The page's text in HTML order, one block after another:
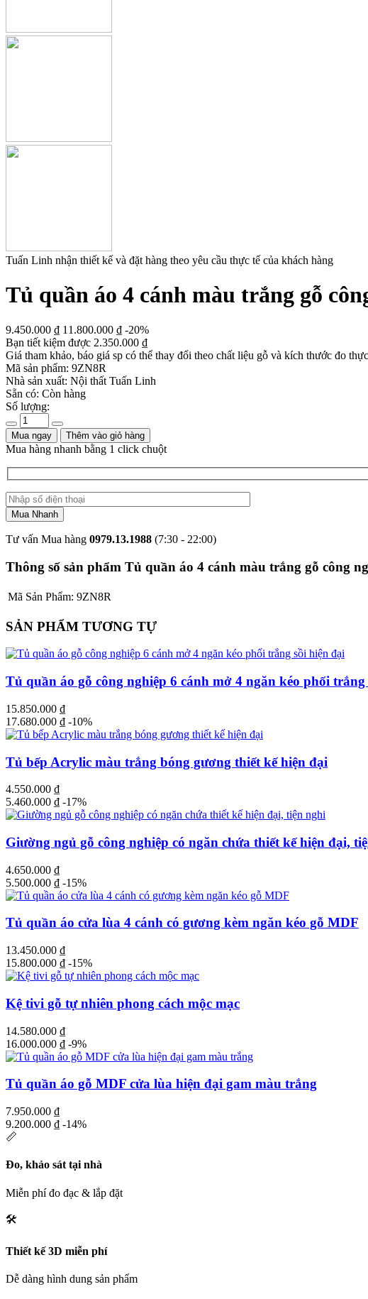
Tuấn Linh nhận thiết kế và đặt hàng theo yêu cầu thực tế của khách hàng
Tủ quần áo 4 cánh màu trắng gỗ
9.450.000 ₫ 11.800.000 ₫ -20%
Bạn tiết kiệm được 2.350.000 ₫
Giá tham khảo, báo giá sp có thể thay đổi theo chất liệu gỗ và kích thước đo
Mã sản phẩm: 9ZN8R
Nhà sản xuất: Nội thất Tuấn Linh
Sẵn có: Còn hàng
Số lượng:
Mua ngay Thêm vào giỏ hàng
Mua hàng nhanh bằng 1 click chuột
Tư vấn Mua hàng 0979.13.1988 (7:30 - 22:00)
Thông số sản phẩm Tủ quần áo 4 cánh màu trắng gỗ công
Mã Sản Phẩm: 9ZN8R
SẢN PHẨM TƯƠNG TỰ
Tủ quần áo gỗ công nghiệp 6 cánh mở 4 ngăn kéo phối trắng
15.850.000 ₫
17.680.000 ₫ -10%
Tủ bếp Acrylic màu trắng bóng gương thiết kế hiện đại
4.550.000 ₫
5.460.000 ₫ -17%
Giường ngủ gỗ công nghiệp có ngăn chứa thiết kế hiện đại,
4.650.000 ₫
5.500.000 ₫ -15%
Tủ quần áo cửa lùa 4 cánh có gương kèm ngăn kéo gỗ MDF
13.450.000 ₫
15.800.000 ₫ -15%
Kệ tivi gỗ tự nhiên phong cách mộc mạc
14.580.000 ₫
16.000.000 ₫ -9%
Tủ quần áo gỗ MDF cửa lùa hiện đại gam màu trắng
7.950.000 ₫
9.200.000 ₫ -14%
📏
Đo, khảo sát tại nhà
Miễn phí đo đạc & lắp đặt
🛠️
Thiết kế 3D miễn phí
Dễ dàng hình dung sản phẩm